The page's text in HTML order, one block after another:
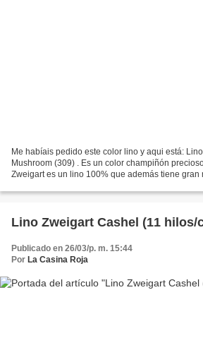
Me habíais pedido este color lino y aqui está:
Mushroom (309) . Es un color champiñón
Zweigart es un lino 100% que además tiene gran
Lino Zweigart Cashel (11 hilos/
Publicado en 26/03/p. m. 15:44
Por La Casina Roja